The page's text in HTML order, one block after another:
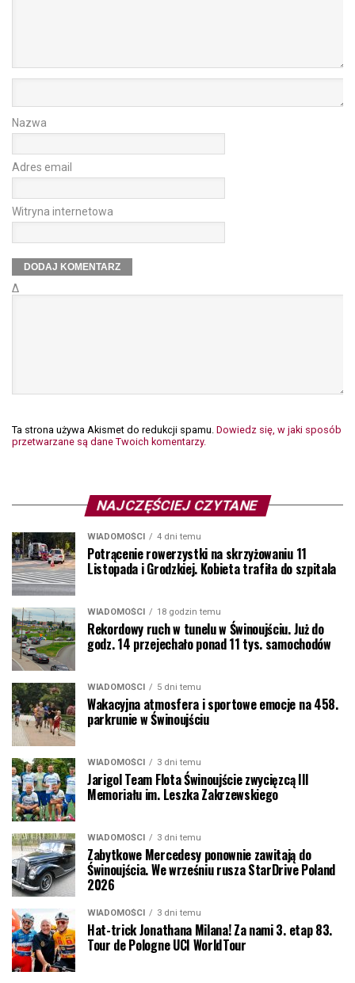
Nazwa
Adres email
Witryna internetowa
Δ
Ta strona używa Akismet do redukcji spamu. Dowiedz się, w jaki sposób
przetwarzane są dane Twoich komentarzy.
NAJCZĘŚCIEJ CZYTANE
WIADOMOŚCI 4 dni temu
Potrącenie rowerzystki na skrzyżowaniu 11
Listopada i Grodzkiej. Kobieta trafiła do szpitala
WIADOMOŚCI 18 godzin temu
Rekordowy ruch w tunelu w Świnoujściu. Już do
godz. 14 przejechało ponad 11 tys. samochodów
WIADOMOŚCI 5 dni temu
Wakacyjna atmosfera i sportowe emocje na 458.
parkrunie w Świnoujściu
WIADOMOŚCI 3 dni temu
Jarigol Team Flota Świnoujście zwycięzcą III
Memoriału im. Leszka Zakrzewskiego
WIADOMOŚCI 3 dni temu
Zabytkowe Mercedesy ponownie zawitają do
Świnoujścia. We wrześniu rusza StarDrive Poland
2026
WIADOMOŚCI 3 dni temu
Hat-trick Jonathana Milana! Za nami 3. etap 83.
Tour de Pologne UCI WorldTour